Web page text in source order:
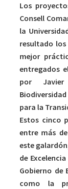
Los
Consell
la
resultado los
mejor
entregados
por
para la
Estos cinco
entre más
este
de
Gobierno de
como la